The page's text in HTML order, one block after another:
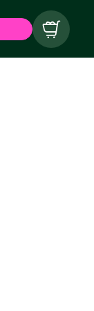
Carrito